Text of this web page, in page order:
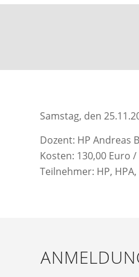
Samstag, den
Dozent: HP Andreas
Kosten: 130,00 Euro
Teilnehmer: HP,